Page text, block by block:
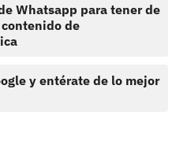
Whatsapp para tener de
de
y entérate de lo mejor